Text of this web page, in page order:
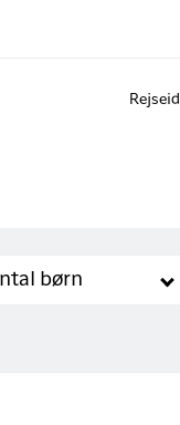
Rejseid
år)
børn